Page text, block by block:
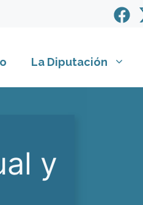
La Diputación
y